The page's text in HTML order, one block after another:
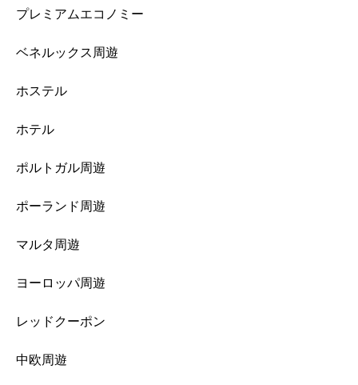
プレミアムエコノミー
ベネルックス周遊
ホステル
ホテル
ポルトガル周遊
ポーランド周遊
マルタ周遊
ヨーロッパ周遊
レッドクーポン
中欧周遊